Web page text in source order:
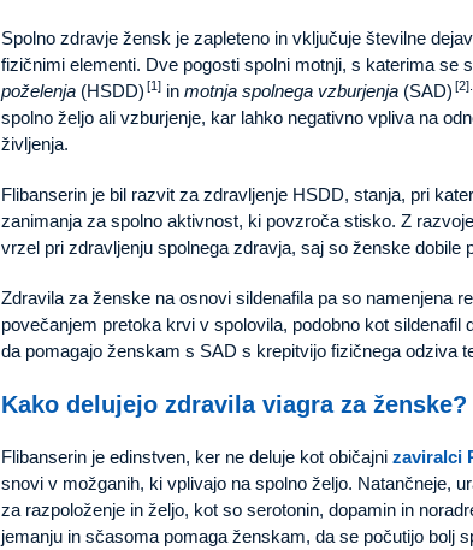
Spolno zdravje žensk je zapleteno in vključuje številne
fizičnimi elementi. Dve pogosti spolni motnji, s katerima se
poželenja (HSDD) [1] in motnja spolnega vzburjenja (SAD) [2].
spolno željo ali vzburjenje, kar lahko negativno vpliva na
življenja.
Flibanserin je bil razvit za zdravljenje HSDD, stanja, pri
zanimanja za spolno aktivnost, ki povzroča stisko. Z
vrzel pri zdravljenju spolnega zdravja, saj so ženske dobile
Zdravila za ženske na osnovi sildenafila pa so namenjena
povečanjem pretoka krvi v spolovila, podobno kot sildenafil
da pomagajo ženskam s SAD s krepitvijo fizičnega odziva
Kako delujejo zdravila viagra za ženske?
Flibanserin je edinstven, ker ne deluje kot običajni zaviralci
snovi v možganih, ki vplivajo na spolno željo. Natančneje,
za razpoloženje in željo, kot so serotonin, dopamin in
jemanju in sčasoma pomaga ženskam, da se počutijo bolj